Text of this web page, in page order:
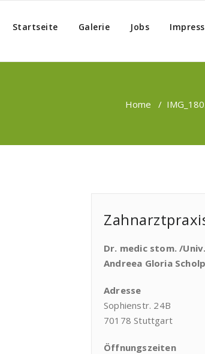
Startseite Galerie Jobs
Home /
Dr. medic stom. /
Andreea Gloria
Adresse
Sophienstr. 24B
70178 Stuttgart
Öffnungszeiten